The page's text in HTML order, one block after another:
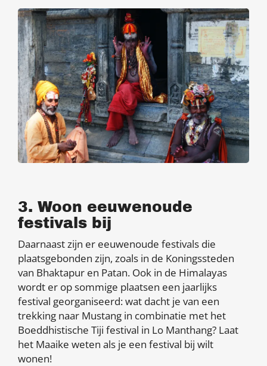
3. Woon eeuwenoude
festivals bij
Daarnaast zijn er eeuwenoude festivals die
plaatsgebonden zijn, zoals in de Koningssteden
van Bhaktapur en Patan. Ook in de Himalayas
wordt er op sommige plaatsen een jaarlijks
festival georganiseerd: wat dacht je van een
trekking naar Mustang in combinatie met het
Boeddhistische Tiji festival in Lo Manthang? Laat
het Maaike weten als je een festival bij wilt
wonen!